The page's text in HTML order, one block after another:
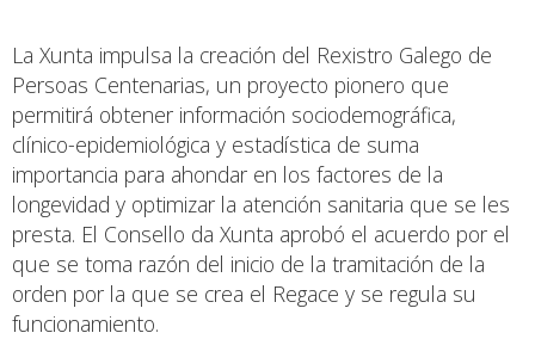
La Xunta impulsa la creación del Rexistro Galego de
Persoas Centenarias, un proyecto pionero que
permitirá obtener información sociodemográfica,
clínico-epidemiológica y estadística de suma
importancia para ahondar en los factores de la
longevidad y optimizar la atención sanitaria que se les
presta. El Consello da Xunta aprobó el acuerdo por el
que se toma razón del inicio de la tramitación de la
orden por la que se crea el Regace y se regula su
funcionamiento.